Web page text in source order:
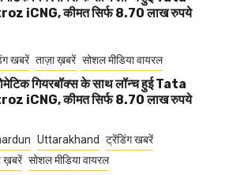
iCNG, कीमत सिर्फ 8.70 लाख रुपये
खबरें ताज़ा ख़बरें सोशल मीडिया वायरल
गियरबॉक्स के साथ लॉन्च हुई Tata
iCNG, कीमत सिर्फ 8.70 लाख रुपये
Uttarakhand
ट्रेंडिंग खबरें
ख़बरें सोशल मीडिया वायरल